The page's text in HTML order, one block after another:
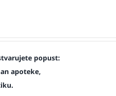
popust:
apoteke,